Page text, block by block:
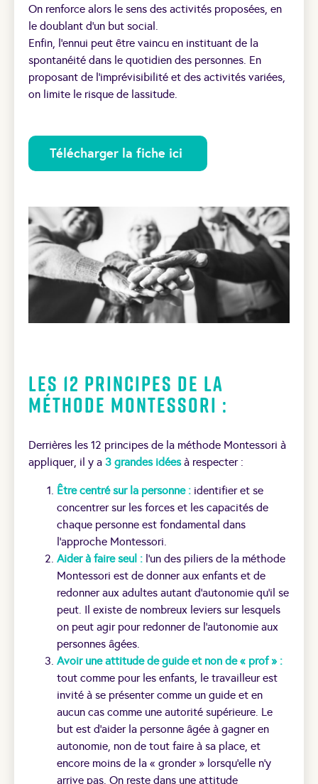
On renforce alors le sens des activités proposées, en
le doublant d’un but social.
Enfin, l’ennui peut être vaincu en instituant de la
spontanéité dans le quotidien des personnes. En
proposant de l’imprévisibilité et des activités variées,
on limite le risque de lassitude.
Télécharger la fiche ici
Les 12 principes de la
Méthode Montessori :
Derrières les 12 principes de la méthode Montessori à
appliquer, il y a 3 grandes idéesà respecter :
Être centré sur la personne : identifier et se
concentrer sur les forces et les capacités de
chaque personne est fondamental dans
l’approche Montessori.
Aider à faire seul : l’un des piliers de la méthode
Montessori est de donner aux enfants et de
redonner aux adultes autant d’autonomie qu’il se
peut. Il existe de nombreux leviers sur lesquels
on peut agir pour redonner de l’autonomie aux
personnes âgées.
Avoir une attitude de guide et non de « prof » :
tout comme pour les enfants, le travailleur est
invité à se présenter comme un guide et en
aucun cas comme une autorité supérieure. Le
but est d’aider la personne âgée à gagner en
autonomie, non de tout faire à sa place, et
encore moins de la « gronder » lorsqu’elle n’y
arrive pas. On reste dans une attitude